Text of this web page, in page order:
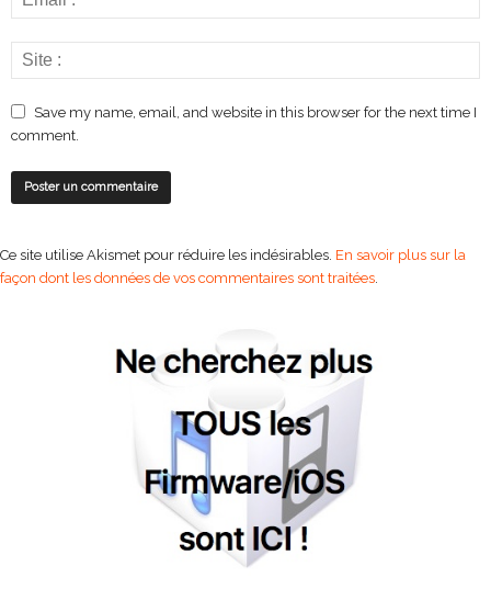
Save my name, email, and website in this browser for the next time I
comment.
Ce site utilise Akismet pour réduire les indésirables. En savoir plus sur la
façon dont les données de vos commentaires sont traitées.